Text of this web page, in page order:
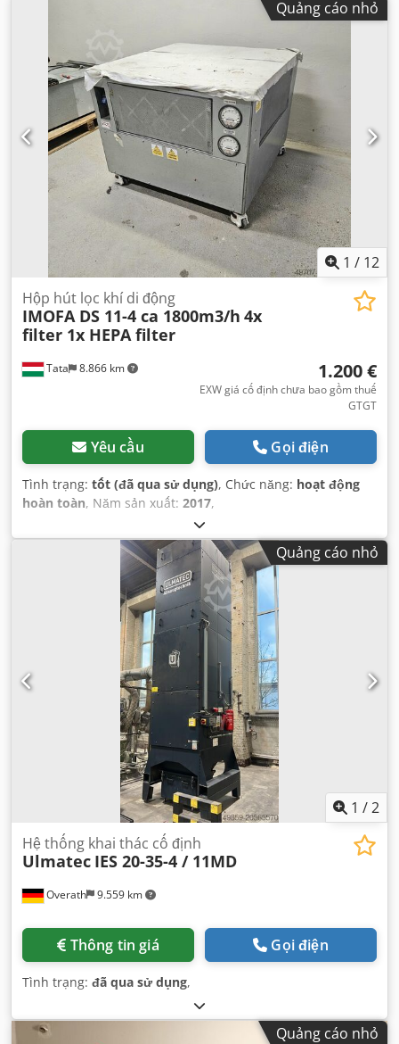
Quảng cáo nhỏ
1 / 12
Tata 8.866 km
Hộp hút lọc khí di động
IMOFA DS 11-4 ca 1800m3/h 4x
filter 1x HEPA filter
1.200 €
EXW giá cố định chưa bao gồm thuế
GTGT
Yêu cầu Gọi điện
Tình trạng: tốt (đã qua sử dụng), Chức năng: hoạt động
hoàn toàn, Năm sản xuất: 2017,
Quảng cáo nhỏ
1 /2
Overath 9.559 km
Hệ thống khai thác cố định
Ulmatec IES 20-35-4 / 11MD
Thông tin giá Gọi điện
Tình trạng: đã qua sử dụng,
Quảng cáo nhỏ